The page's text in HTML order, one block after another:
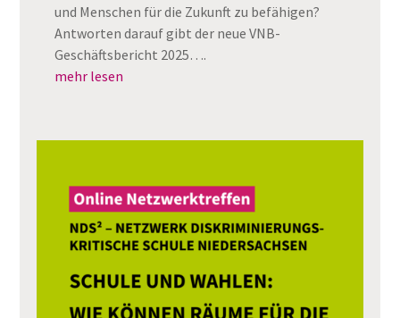
und Menschen für die Zukunft zu befähigen?
Antworten darauf gibt der neue VNB-
Geschäftsbericht 2025….
mehr lesen